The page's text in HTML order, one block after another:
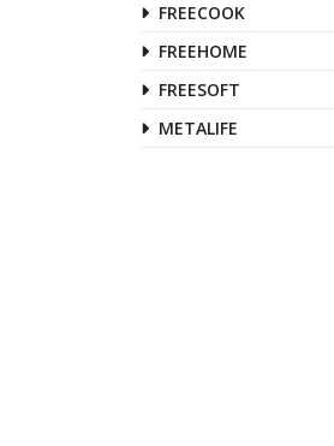
FREECOOK
FREEHOME
FREESOFT
METALIFE